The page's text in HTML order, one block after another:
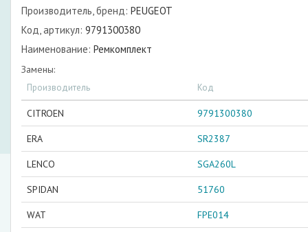
Производитель, бренд: PEUGEOT
Код, артикул: 9791300380
Наименование: Ремкомплект
Замены:
Производитель Код
CITROEN 9791300380
ERA SR2387
LENCO SGA260L
SPIDAN 51760
WAT FPE014